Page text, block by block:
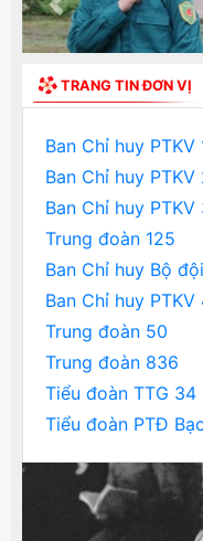
Previous
TRANG TIN ĐƠN VỊ
Ban Chỉ huy
Ban Chỉ huy
Ban Chỉ huy
Trung đoàn 125
Ban Chỉ huy Bộ
Ban Chỉ huy
Trung đoàn 50
Trung đoàn 836
Tiểu đoàn TTG 34
Tiểu đoàn PTĐ